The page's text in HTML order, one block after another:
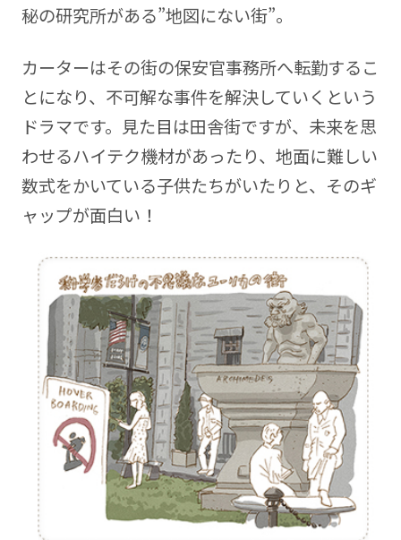
秘の研究所がある”地図にない街”。
カーターはその街の保安官事務所へ転勤するこ
とになり、不可解な事件を解決していくという
ドラマです。見た目は田舎街ですが、未来を思
わせるハイテク機材があったり、地面に難しい
数式をかいている子供たちがいたりと、そのギ
ャップが面白い！